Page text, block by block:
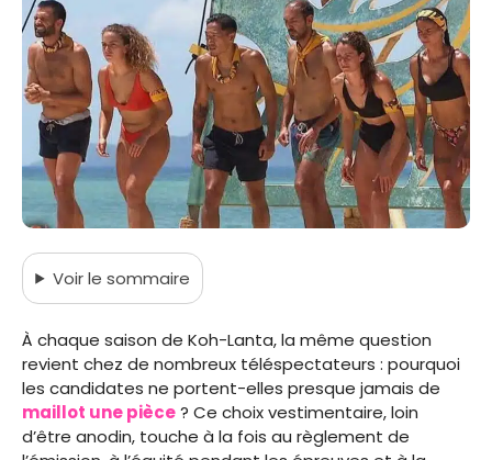
Voirle sommaire
À chaque saison de Koh-Lanta, la même question
revient chez de nombreux téléspectateurs : pourquoi
les candidates ne portent-elles presque jamais de
maillot une pièce? Ce choix vestimentaire, loin
d’être anodin, touche à la fois au règlement de